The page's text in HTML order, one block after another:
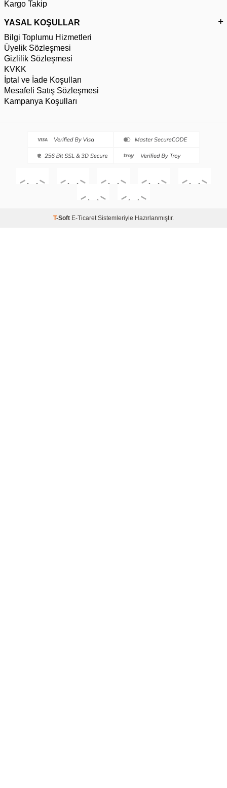
Kargo Takip
YASAL KOŞULLAR
Bilgi Toplumu Hizmetleri
Üyelik Sözleşmesi
Gizlilik Sözleşmesi
KVKK
İptal ve İade Koşulları
Mesafeli Satış Sözleşmesi
Kampanya Koşulları
T-Soft E-Ticaret Sistemleriyle Hazırlanmıştır.